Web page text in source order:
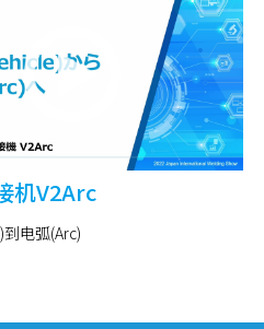
机V2Arc
电弧(Arc)